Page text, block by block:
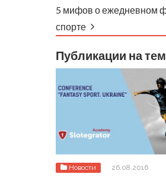
5 мифов о ежедневном
спорте
Публикации на
Новости 26.08.2016